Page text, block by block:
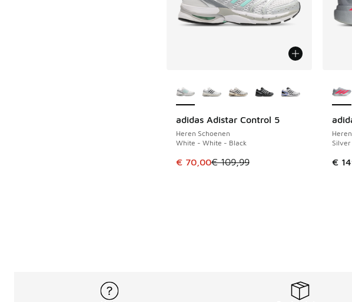
adidas Adistar Control 5
Heren Schoenen
White - White - Black
Dit artikel is in de uitverkoop. Dit artikel
€ 70,00€ 109,99
BESPAAR € 39
€